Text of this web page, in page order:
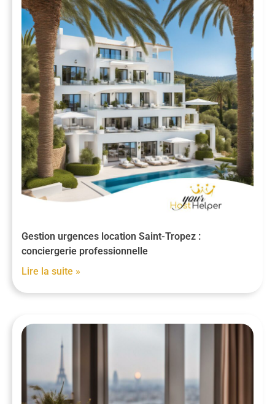
Gestion urgences location Saint-Tropez :
conciergerie professionnelle
Lire la suite »